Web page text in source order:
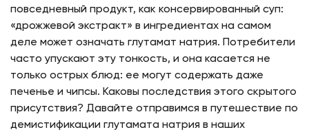
повседневный продукт, как консервированный суп:
«дрожжевой экстракт» в ингредиентах на самом
деле может означать глутамат натрия. Потребители
часто упускают эту тонкость, и она касается не
только острых блюд: ее могут содержать даже
печенье и чипсы. Каковы последствия этого скрытого
присутствия? Давайте отправимся в путешествие по
демистификации глутамата натрия в наших